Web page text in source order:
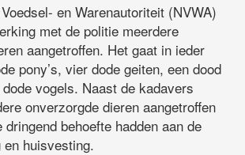
en Warenautoriteit (NVWA)
met de politie meerdere
aangetroffen. Het gaat in ieder
pony’s, vier dode geiten, een dood
vogels. Naast de kadavers
onverzorgde dieren aangetroffen
behoefte hadden aan de
huisvesting.